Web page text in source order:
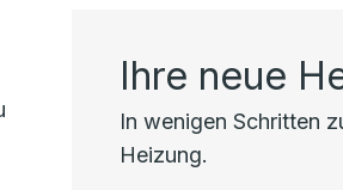
Ihre neue
In wenigen Schritten
Heizung.